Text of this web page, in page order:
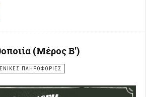
(Μέρος Β')
ΠΛΗΡΟΦΟΡΙΕΣ